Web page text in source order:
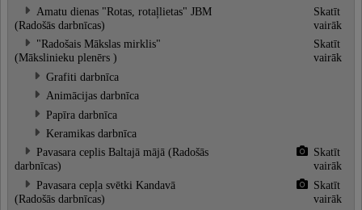
Amatu dienas "Rotas, rotaļlietas" JBM
(Radošās darbnīcas)
Skatīt
vairāk
"Radošais Mākslas mirklis"
(Mākslinieku plenērs )
Skatīt
vairāk
Grafiti darbnīca
Animācijas darbnīca
Papīra darbnīca
Keramikas darbnīca
Pavasara ceplis Baltajā mājā (Radošās
darbnīcas)
Skatīt
vairāk
Pavasara cepļa svētki Kandavā
(Radošās darbnīcas)
Skatīt
vairāk